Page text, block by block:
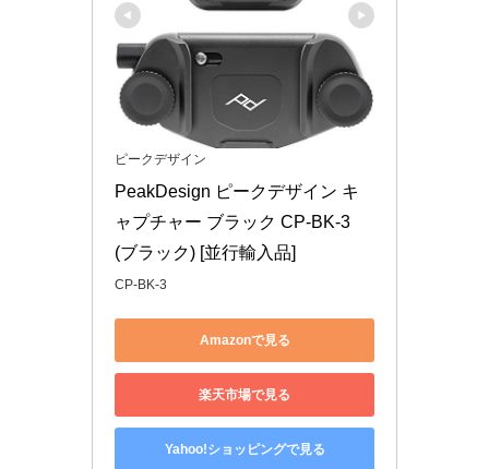
ピークデザイン
PeakDesign ピークデザイン キ
ャプチャー ブラック CP-BK-3
(ブラック) [並行輸入品]
CP-BK-3
Amazonで見る
楽天市場で見る
Yahoo!ショッピングで見る